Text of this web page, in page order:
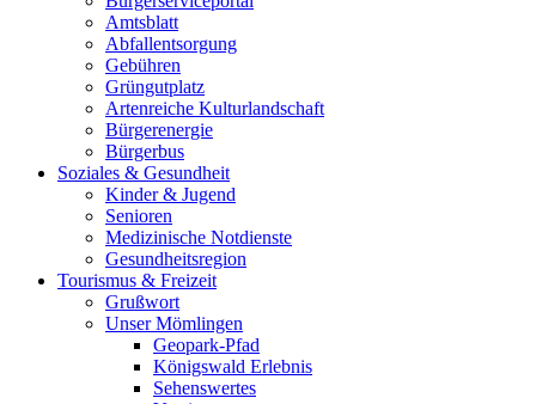
Amtsblatt
Abfallentsorgung
Gebühren
Grüngutplatz
Artenreiche Kulturlandschaft
Bürgerenergie
Bürgerbus
Soziales & Gesundheit
Kinder & Jugend
Senioren
Medizinische Notdienste
Gesundheitsregion
Tourismus & Freizeit
Grußwort
Unser Mömlingen
Geopark-Pfad
Königswald Erlebnis
Sehenswertes